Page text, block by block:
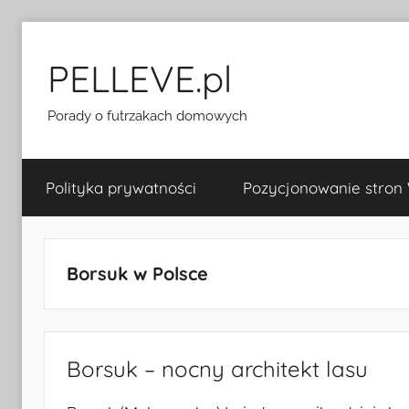
treściPELLEVE.pl
Porady o futrzakach domowych
Polityka prywatności Pozycjonowanie stron
Borsuk w Polsce
Borsuk – nocny architekt lasu